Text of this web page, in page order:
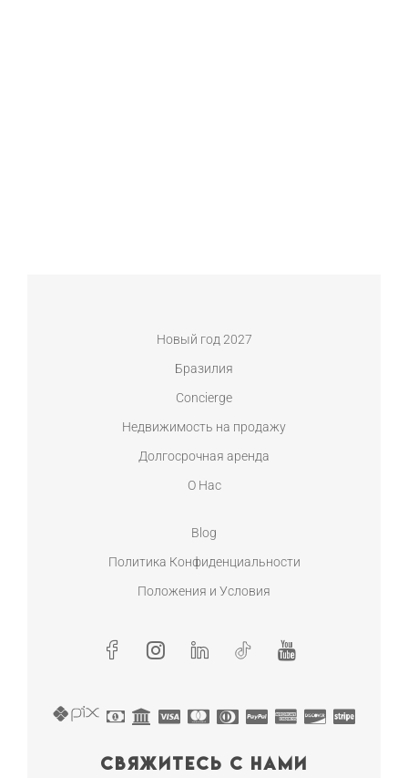
Новый год 2027
Бразилия
Concierge
Недвижимость на продажу
Долгосрочная аренда
О Нас
Blog
Политика Конфиденциальности
Положения и Условия
Свяжитесь с нами